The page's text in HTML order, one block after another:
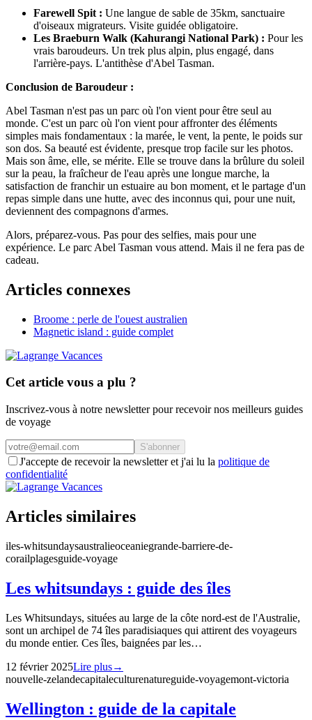
Farewell Spit : Une langue de sable de 35km, sanctuaire
d'oiseaux migrateurs. Visite guidée obligatoire.
Les Braeburn Walk (Kahurangi National Park) : Pour les
vrais baroudeurs. Un trek plus alpin, plus engagé, dans
l'arrière-pays. L'antithèse d'Abel Tasman.
Conclusion de Baroudeur :
Abel Tasman n'est pas un parc où l'on vient pour être seul au
monde. C'est un parc où l'on vient pour affronter des éléments
simples mais fondamentaux : la marée, le vent, la pente, le poids sur
son dos. Sa beauté est évidente, presque trop facile sur les photos.
Mais son âme, elle, se mérite. Elle se trouve dans la brûlure du soleil
sur la peau, la fraîcheur de l'eau après une longue marche, la
satisfaction de franchir un estuaire au bon moment, et le partage d'un
repas simple dans une hutte, avec des inconnus qui, pour une nuit,
deviennent des compagnons d'armes.
Alors, préparez-vous. Pas pour des selfies, mais pour une
expérience. Le parc Abel Tasman vous attend. Mais il ne fera pas de
cadeau.
Articles connexes
Broome : perle de l'ouest australien
Magnetic island : guide complet
Cet article vous a plu ?
Inscrivez-vous à notre newsletter pour recevoir nos meilleurs guides
de voyage
S'abonner
J'accepte de recevoir la newsletter et j'ai lu la politique de
confidentialité
Articles similaires
iles-whitsundaysaustralieoceaniegrande-barriere-de-
corailplagesguide-voyage
Les whitsundays : guide des îles
Les Whitsundays, situées au large de la côte nord-est de l'Australie,
sont un archipel de 74 îles paradisiaques qui attirent des voyageurs
du monde entier. Ces îles, baignées par les…
12 février 2025Lire plus→
nouvelle-zelandecapitaleculturenatureguide-voyagemont-victoria
Wellington : guide de la capitale